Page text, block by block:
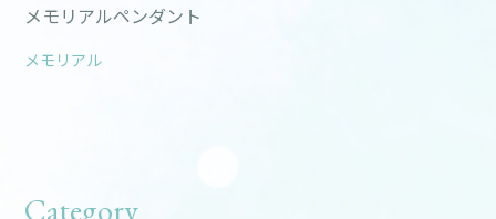
メモリアルペンダント
メモリアル
Category